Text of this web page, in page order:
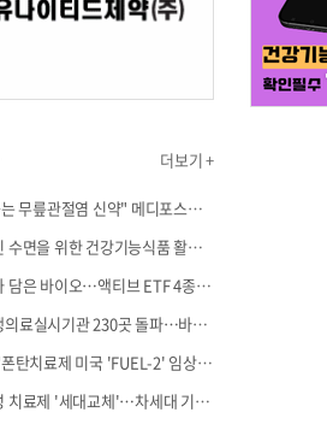
더보기 +
"울고 웃는 무릎관절염 신약" 메디포스트·강스템·네이처셀 전진, 코오롱티슈진 반전 과제
효과적인 수면을 위한 건강기능식품 활용법
여의도가 담은 바이오…액티브 ETF 4종의 선택은
첨단재생의료실시기관 230곳 돌파…바이오 새 시장 꿈틀
메지온 "폰탄치료제 미국 'FUEL-2' 임상 프로토콜 영국 승인"
황반변성 치료제 '세대교체'…차세대 기전 경쟁 본격화